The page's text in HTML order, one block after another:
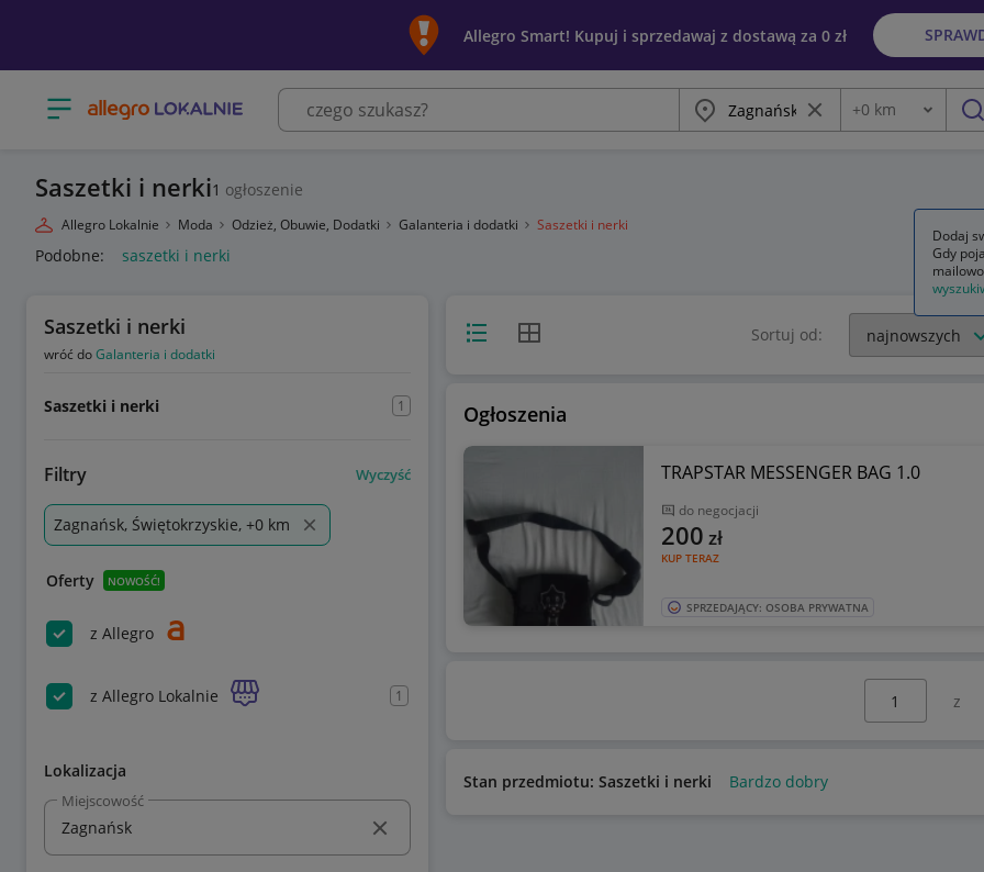
Allegro Smart! Kupuj i sprzedawaj z dostawą za 0 zł
Otwórz menu z kategoriami Miasto Wyczyść frazę
Odległość
+0 km
Saszetki i nerki1 ogłoszenie
Allegro Lokalnie Moda Odzież, Obuwie, Dodatki Galanteria i dodatki Saszetki i nerki
Podobne: saszetki i nerki
Saszetki i nerki
wróć doGalanteria i dodatki
Saszetki i nerki 1
Filtry Wyczyść
Zagnańsk, Świętokrzyskie, +0 km
Oferty NOWOŚĆ!
z Allegro
z Allegro Lokalnie 1
Lokalizacja
Miejscowość
Widok listyWidok siatki Sortuj od:
Ogłoszenia
TRAPSTAR MESSENGER BAG 1.0
do negocjacji
KUP TERAZ
200 zł
SPRZEDAJĄCY: OSOBA PRYWATNA
z
Stan przedmiotu: Saszetki i nerki Bardzo dobry
Dodaj
Gdy